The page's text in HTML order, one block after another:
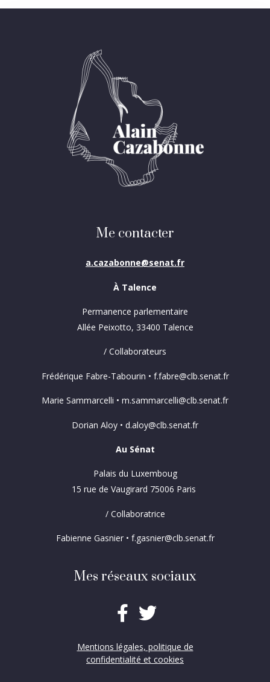
Me contacter
a.cazabonne@senat.fr
À Talence
Permanence parlementaire
Allée Peixotto, 33400 Talence
/ Collaborateurs
Frédérique Fabre-Tabourin • f.fabre@clb.senat.fr
Marie Sammarcelli • m.sammarcelli@clb.senat.fr
Dorian Aloy • d.aloy@clb.senat.fr
Au Sénat
Palais du Luxemboug
15 rue de Vaugirard 75006 Paris
/ Collaboratrice
Fabienne Gasnier • f.gasnier@clb.senat.fr
Mes réseaux sociaux
Mentions légales, politique de
confidentialité et cookies